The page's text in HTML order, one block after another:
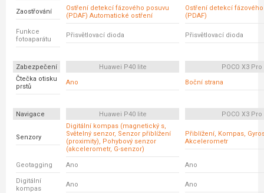
Zaostřování
Ostření detekcí fázového posuvu
(PDAF) Automatické ostření
Ostření detekcí
(PDAF)
Funkce
fotoaparátu
Přisvětlovací dioda Přisvětlovací dioda
Zabezpečení Huawei P40 lite
POCO X3 Pro
Čtečka otisku
prstů
Ano Boční strana
Navigace Huawei P40 lite POCO X3 Pro
Senzory
Digitální kompas (magnetický s,
Světelný senzor, Senzor přiblížení
(proximity), Pohybový senzor
(akcelerometr, G-senzor)
Přiblížení, Kompas,
Akcelerometr
Geotagging Ano Ano
Digitální
kompas
Ano Ano